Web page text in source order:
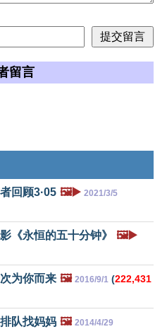
留言
回顾3·05 🖼️▶️ 2021/3/5
《永恒的五十分钟》 🖼️▶️
为你而来 🖼️ 2016/9/1 (222,431
队找妈妈 🖼️ 2014/4/29